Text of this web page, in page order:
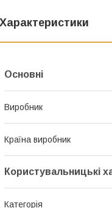
Характеристики
Основні
Виробник
Країна виробник
Користувальницькі
Категорія